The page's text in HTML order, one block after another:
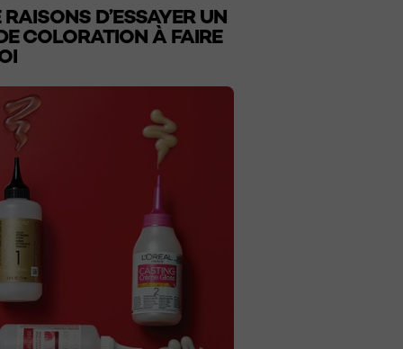
D’ESSAYER UN
COLORATION À FAIRE